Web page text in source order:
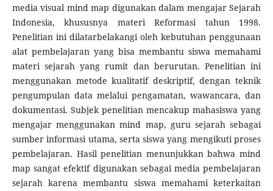
media visual mind map digunakan dalam mengajar Sejarah
Indonesia, khususnya materi Reformasi tahun 1998.
Penelitian ini dilatarbelakangi oleh kebutuhan penggunaan
alat pembelajaran yang bisa membantu siswa memahami
materi sejarah yang rumit dan berurutan. Penelitian ini
menggunakan metode kualitatif deskriptif, dengan teknik
pengumpulan data melalui pengamatan, wawancara, dan
dokumentasi. Subjek penelitian mencakup mahasiswa yang
mengajar menggunakan mind map, guru sejarah sebagai
sumber informasi utama, serta siswa yang mengikuti proses
pembelajaran. Hasil penelitian menunjukkan bahwa mind
map sangat efektif digunakan sebagai media pembelajaran
sejarah karena membantu siswa memahami keterkaitan